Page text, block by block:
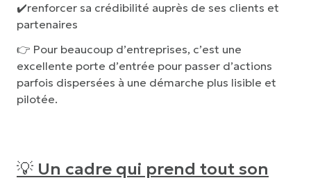
✔️renforcer sa crédibilité auprès de ses clients et
partenaires
👉 Pour beaucoup d’entreprises, c’est une
excellente porte d’entrée pour passer d’actions
parfois dispersées à une démarche plus lisible et
pilotée.
💡 Un cadre qui prend tout son